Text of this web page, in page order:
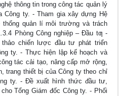
thông tin trong công tác quản lý
Công ty. - Tham gia xây dựng Hệ
quản lí môi trường và trách
Phòng Công nghiệp – Đầu tƣ -
chiến lược đầu tư phát triển
ty. - Thực hiện lập kế hoạch và
tác cải tạo, nâng cấp mở rộng,
trang thiết bị của Công ty theo chỉ
ty. - Đề xuất hình thức đầu tư,
Tổng Giám đốc Công ty. - Phối